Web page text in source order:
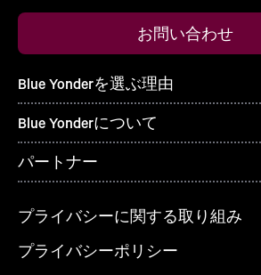
お問い合わせ
Blue Yonderを選ぶ理由
Blue Yonderについて
パートナー
プライバシーに関する取り組み
プライバシーポリシー